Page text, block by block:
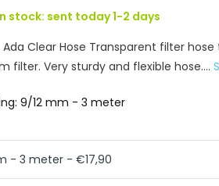
stock: sent today 1-2 days
Clear Hose Transparent filter
filter. Very sturdy and flexible hose....
9/12 mm - 3 meter